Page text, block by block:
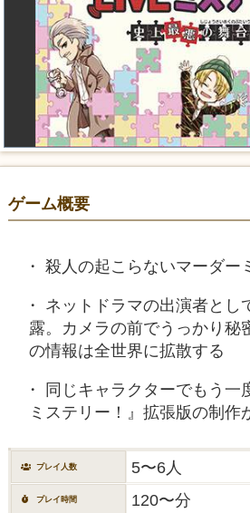
ゲーム概要
殺人の起こらないマーダー
ネットドラマの出演者とし
露。カメラの前でうっかり秘
の情報は全世界に拡散する
同じキャラクターでもう一
ミステリー！』拡張版の制作
プレイ人数 5〜6人
プレイ時間 120〜分